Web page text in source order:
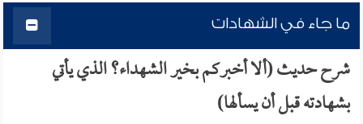
ما جاء في الشهادات
شرح حديث (ألا أخبركم بخير الشهداء؟ الذي يأتي
بشهادته قبل أن يسألها)